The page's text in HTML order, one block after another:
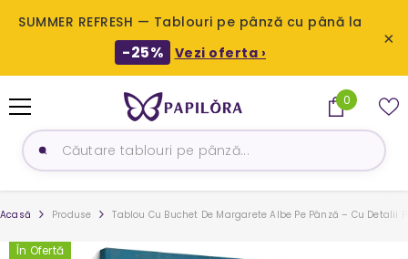
SUMMER REFRESH — Tablouri pe pânză cu până la
-25% Vezi oferta ›
×
0
0
produse
Acasă Produse Tablou Cu Buchet De Margarete Albe Pe Pânză – Cu Detalii
În Ofertă